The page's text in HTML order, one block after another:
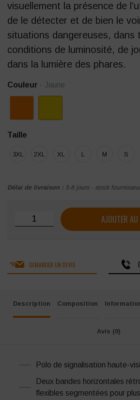
visuellement la présence de
de le détecter et de bien le
situations dangereuses, dans
conditions de luminosité, de
dans la lumière des phares.
Couleur - Jaune
Taille
3XL 2XL XL L M S
Délai de livraison : 5-8 jours - stock
quantité de Polo haute visibilitéAJOUTER AU
DEMANDER UN DEVIS
Description Composition
Avis (0)
Polo de signalisation haute-
Deux bandes horizontales
flexibles segmentées pour